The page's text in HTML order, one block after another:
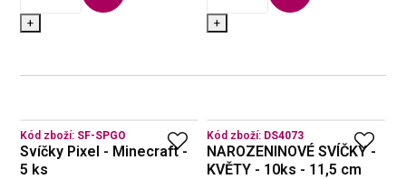
+ +
Kód zboží: SF-SPGO
Svíčky Pixel - Minecraft -
5 ks
Kód zboží: DS4073
NAROZENINOVÉ SVÍČKY -
KVĚTY - 10ks - 11,5 cm